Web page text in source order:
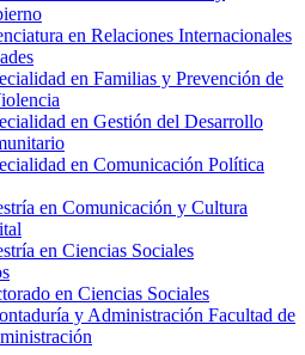
en Relaciones Internacionales
en Familias y Prevención de
en Gestión del Desarrollo
en Comunicación Política
en Comunicación y Cultura
en Ciencias Sociales
en Ciencias Sociales
Facultad de